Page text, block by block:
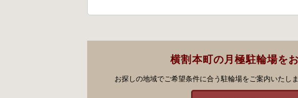
横割本町の月極駐輪場を
お探しの地域でご希望条件に合う駐輪場をご案内いたし